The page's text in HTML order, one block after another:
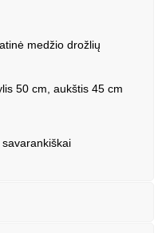
medžio drožlių
50 cm, aukštis 45 cm